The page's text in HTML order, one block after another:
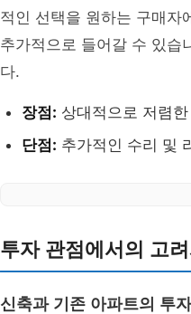
적인 선택을 원하는 구매자
추가적으로 들어갈 수 있습
다.
장점: 상대적으로 저렴
단점: 추가적인 수리 및
투자 관점에서의 고
신축과 기존 아파트의 투